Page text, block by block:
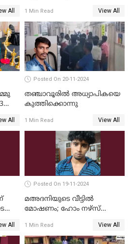
All
പീഡനത്തിനിരയായി
1 Min Read View All
All
Posted On 20-11-2024
തഞ്ചാവൂരില്‍ അധ്യാപികയെ
കുത്തിക്കൊന്നു
1 Min Read View All
All
Posted On 19-11-2024
മഅദനിയുടെ വീട്ടിൽ
മോഷണം; ഹോം നഴ്‌സ്
1 Min Read View All